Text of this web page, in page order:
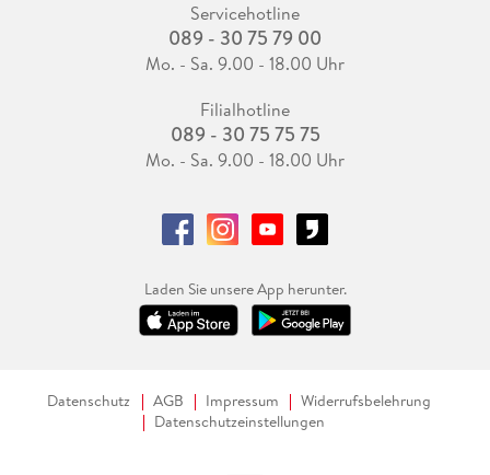
Servicehotline
089 - 30 75 79 00
Mo. - Sa. 9.00 - 18.00 Uhr
Filialhotline
089 - 30 75 75 75
Mo. - Sa. 9.00 - 18.00 Uhr
Laden Sie unsere App herunter.
Datenschutz AGB Impressum
Widerrufsbelehrung
Datenschutzeinstellungen